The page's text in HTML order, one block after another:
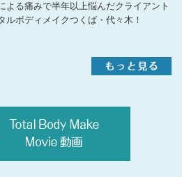
よる痛みで半年以上悩んだクライアント
ルボディメイクつくば・代々木！